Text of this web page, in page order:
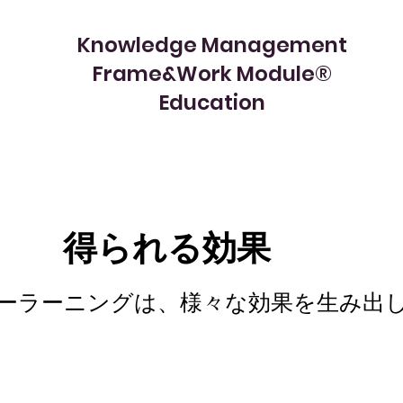
Knowledge Management
Frame&Work Module®︎
​Education
​得られる効果
ラーニングは、様々な効果を生み出